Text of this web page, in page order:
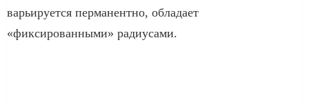
варьируется перманентно, обладает
«фиксированными» радиусами.